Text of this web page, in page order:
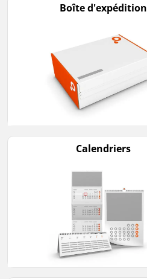
Boîte d'expédition
Calendriers